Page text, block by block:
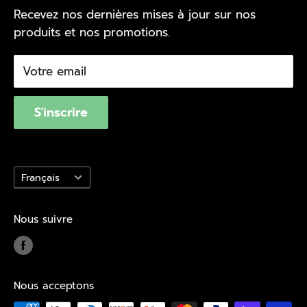
Val-d'Or
Val d'Or Écono
Repérer votre livraison
Nous joindre
Trouvez un magasin
Politique d'achat
Politique de confidentialité
Conditions d'utilisation
Québec Loi 29
Recevez nos dernières mises à jour sur nos
produits et nos promotions.
Votre email
S'inscrire
Langue
Français
Nous suivre
Nous acceptons